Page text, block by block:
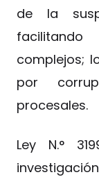
de la
complejos;
por
procesales.
Ley N.°